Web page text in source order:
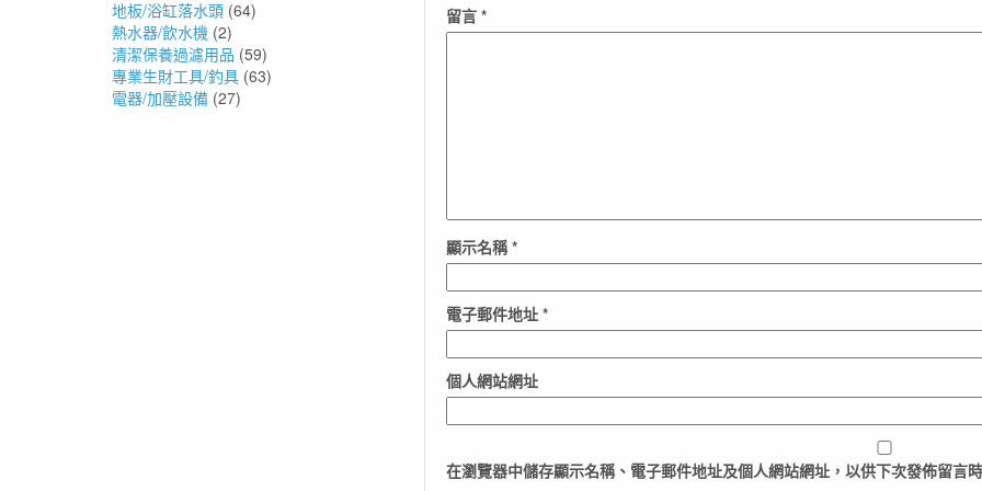
地板/浴缸落水頭 (64)
熱水器/飲水機 (2)
清潔保養過濾用品 (59)
專業生財工具/釣具 (63)
電器/加壓設備 (27)
留言 *
顯示名稱*
電子郵件地址 *
個人網站網址
在瀏覽器中儲存顯示名稱、電子郵件地址及個人網站網址，以供下次發佈留言